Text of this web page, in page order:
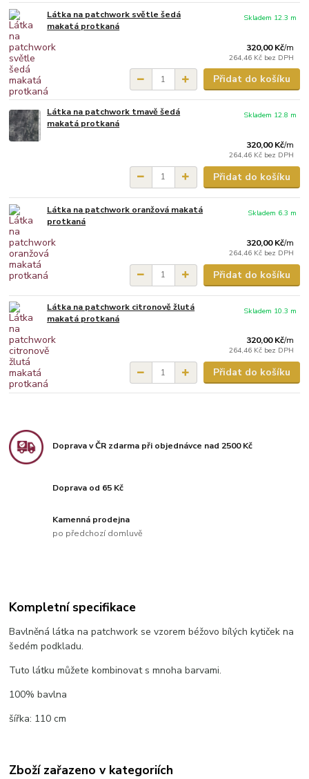
Látka na patchwork světle šedá
makatá protkaná
320,00 Kč/m
264,46 Kč bez DPH
Skladem 12.3 m
Přidat do košíku
Látka na patchwork tmavě šedá
makatá protkaná
320,00 Kč/m
264,46 Kč bez DPH
Skladem 12.8 m
Přidat do košíku
Látka na patchwork oranžová makatá
protkaná
320,00 Kč/m
264,46 Kč bez DPH
Skladem 6.3 m
Přidat do košíku
Látka na patchwork citronově žlutá
makatá protkaná
320,00 Kč/m
264,46 Kč bez DPH
Skladem 10.3 m
Přidat do košíku
Doprava v ČR zdarma při objednávce nad 2500 Kč
Doprava od 65 Kč
Kamenná prodejna
po předchozí domluvě
Kompletní specifikace
Bavlněná látka na patchwork se vzorem béžovo bílých kytiček na
šedém podkladu.
Tuto látku můžete kombinovat s mnoha barvami.
100% bavlna
šířka: 110 cm
Zboží zařazeno v kategoriích